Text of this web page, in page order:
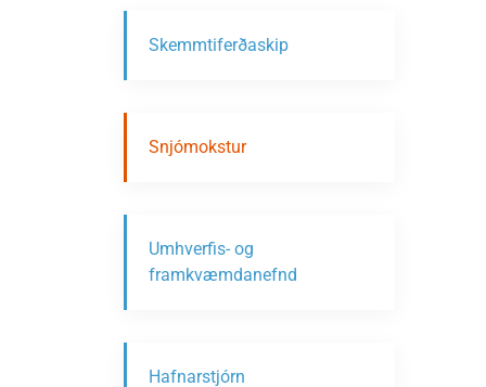
Skemmtiferðaskip
Snjómokstur
Umhverfis- og
framkvæmdanefnd
Hafnarstjórn